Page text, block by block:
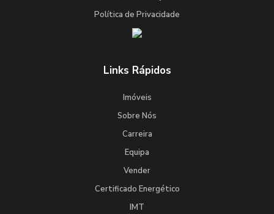
Política de Privacidade
Links Rápidos
Imóveis
Sobre Nós
Carreira
Equipa
Vender
Certificado Energético
IMT